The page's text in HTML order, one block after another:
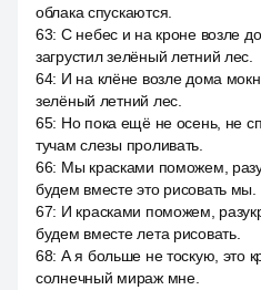
облака спускаются.
63: С небес и на кроне возле
загрустил зелёный летний лес.
64: И на клёне возле дома
зелёный летний лес.
65: Но пока ещё не осень, не
тучам слезы проливать.
66: Мы красками поможем,
будем вместе это рисовать мы.
67: И красками поможем,
будем вместе лета рисовать.
68: А я больше не тоскую, это
солнечный мираж мне.